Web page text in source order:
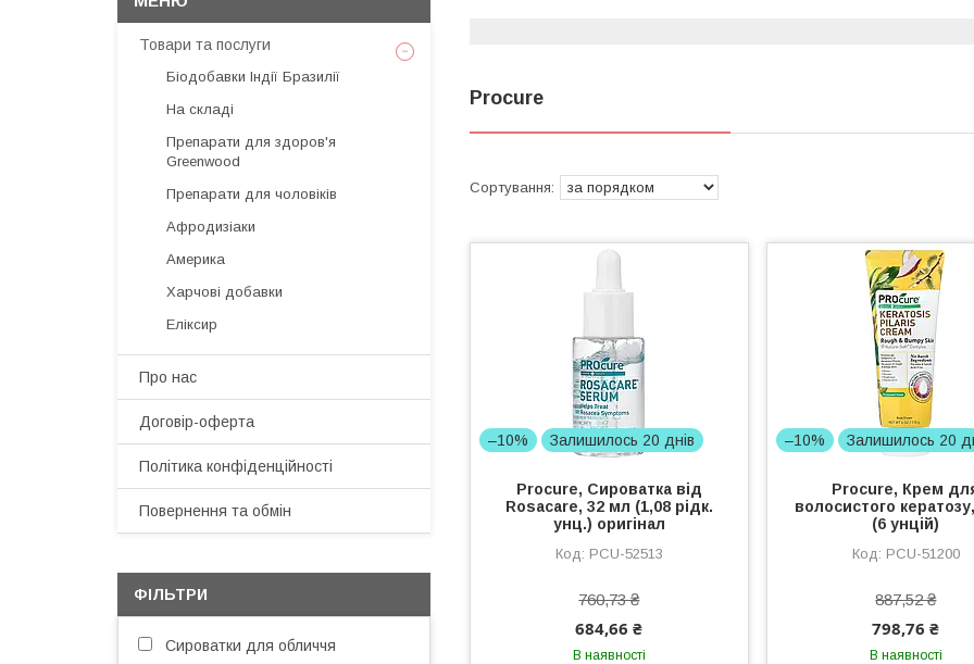
Procure
–10% Залишилось 20 днів
Procure, Сироватка від
Rosacare, 32 мл (1,08 рідк.
унц.) оригінал
PCU-52513
760,73 ₴
684,66 ₴
В наявності
–10% Залишилось 20
Procure, Крем
волосистого
(6 унцій)
PCU-51200
887,52 ₴
798,76 ₴
В наявності
Товари та послуги
Біодобавки Індії Бразилії
На складі
Препарати для здоров'я
Greenwood
Препарати для чоловіків
Афродизіаки
Америка
Харчові добавки
Еліксир
Про нас
Договір-оферта
Політика конфіденційності
Повернення та обмін
ФІЛЬТРИ
Сироватки для обличчя